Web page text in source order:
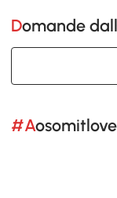
Domande
#Aosomitlove